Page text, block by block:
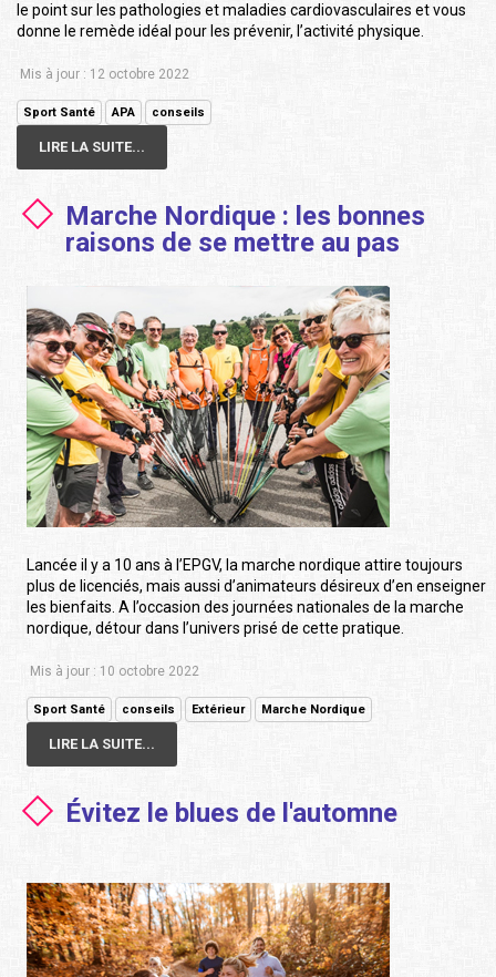
le point sur les pathologies et maladies cardiovasculaires et vous
donne le remède idéal pour les prévenir, l’activité physique.
Mis à jour : 12 octobre 2022
Sport Santé APA conseils
LIRE LA SUITE...
Marche Nordique : les bonnes
raisons de se mettre au pas
Lancée il y a 10 ans à l’EPGV, la marche nordique attire toujours
plus de licenciés, mais aussi d’animateurs désireux d’en enseigner
les bienfaits. A l’occasion des journées nationales de la marche
nordique, détour dans l’univers prisé de cette pratique.
Mis à jour : 10 octobre 2022
Sport Santé conseils Extérieur Marche Nordique
LIRE LA SUITE...
Évitez le blues de l'automne